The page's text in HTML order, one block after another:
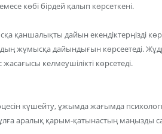
көбі бірдей қалып көрсеткені.
қаншалықты дайын екендіктерңізді
жұмысқа дайындығын көрсеетеді.
келмеушілікті көрсетеді.
күшейту, ұжымда жағымда
аралық қарым-қатынастың маңызды